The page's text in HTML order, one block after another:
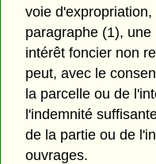
voie
paragraphe (1),
intérêt foncier non
peut, avec le
la parcelle ou de
l'indemnité
de la partie ou de
ouvrages.